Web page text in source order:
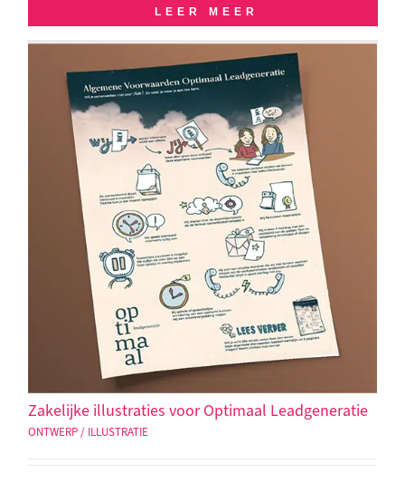
LEER MEER
Zakelijke illustraties voor Optimaal Leadgeneratie
ONTWERP / ILLUSTRATIE